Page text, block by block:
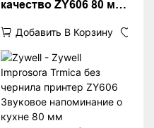
качество ZY606 80 мм
Принтер счета Билет
Печать Bluetooth Pos
Printer
USB+RS232+LAN+BT
Добавить В Корзину